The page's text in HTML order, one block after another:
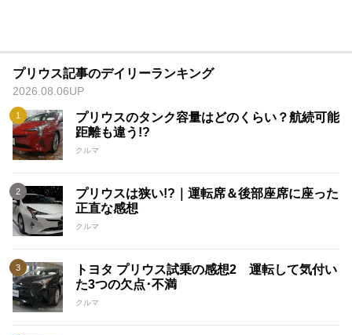
プリウス記事のデイリーランキング
2026.08.06UP
プリウスのタンク容量はどのくらい？航続可能
距離も違う!?
クルマ
プリウスは狭い!?｜運転席＆後部座席に座った
正直な感想
クルマ
トヨタ プリウス試乗の感想2 運転して気付い
た3つの欠点･不満
クルマ